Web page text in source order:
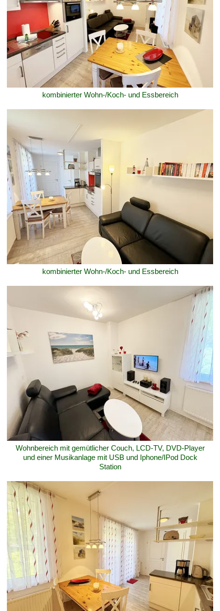
kombinierter Wohn-/Koch- und Essbereich
kombinierter Wohn-/Koch- und Essbereich
Wohnbereich mit gemütlicher Couch, LCD-TV, DVD-Player
und einer Musikanlage mit USB und Iphone/IPod Dock
Station